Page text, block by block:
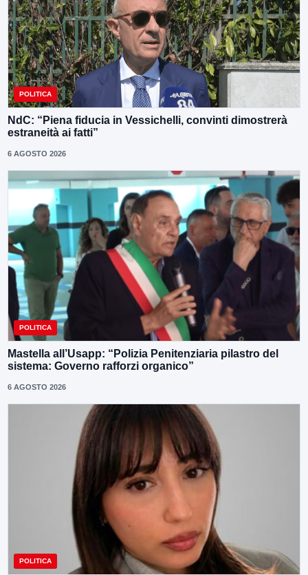
POLITICA
NdC: “Piena fiducia in Vessichelli, convinti dimostrerà
estraneità ai fatti”
6 AGOSTO 2026
POLITICA
Mastella all’Usapp: “Polizia Penitenziaria pilastro del
sistema: Governo rafforzi organico”
6 AGOSTO 2026
POLITICA